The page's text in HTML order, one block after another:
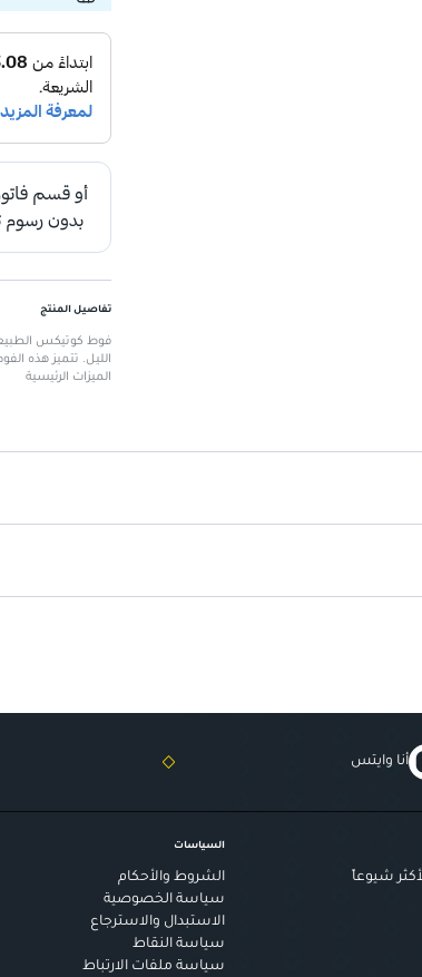
تفاصيل المنتج
الليل. تتميز هذه
الميزات الرئيسية
تم اختبارها جلدياً:
أنا وايتس
شيوعاً
السياسات
الشروط والأحكام
سياسة الخصوصية
الاستبدال والاسترجاع
سياسة النقاط
سياسة ملفات الارتباط